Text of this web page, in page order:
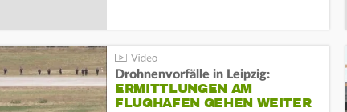
Drohnenvorfälle in Leipzig:
ERMITTLUNGEN AM
FLUGHAFEN GEHEN WEITER